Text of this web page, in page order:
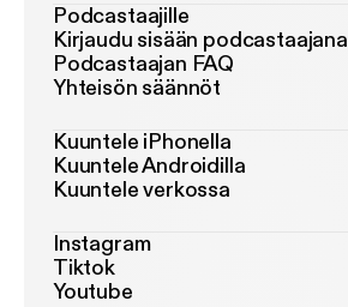
Podcastaajille
Kirjaudu sisään podcastaajana
Podcastaajan FAQ
Yhteisön säännöt
Kuuntele iPhonella
Kuuntele Androidilla
Kuuntele verkossa
Instagram
Tiktok
Youtube